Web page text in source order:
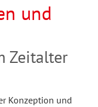
und
Zeitalter
Konzeption und